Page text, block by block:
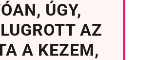
ÚGY,
AZ
A KEZEM,